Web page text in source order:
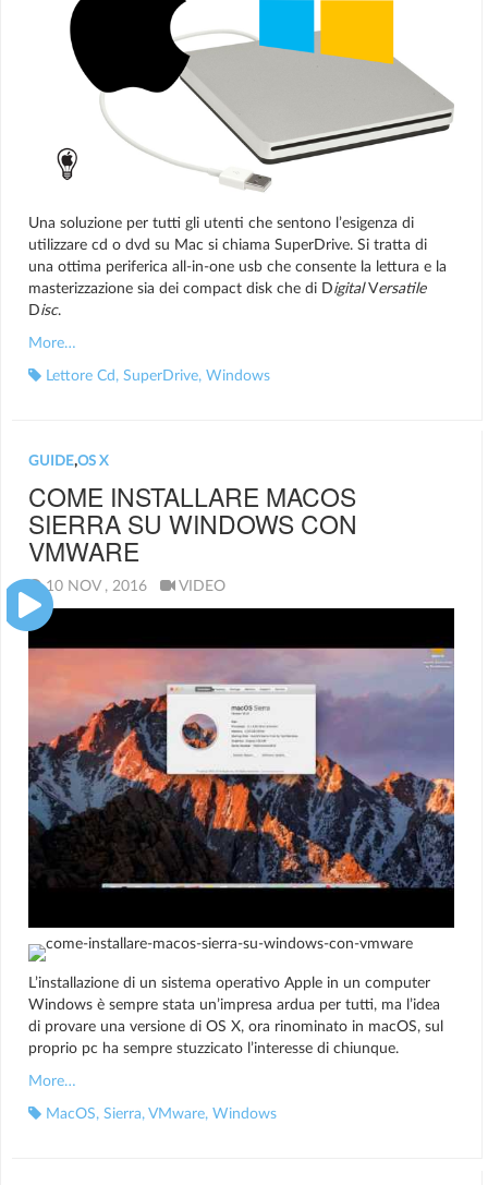
Una soluzione per tutti gli utenti che sentono l’esigenza di
utilizzare cd o dvd su Mac si chiama SuperDrive. Si tratta di
una ottima periferica all-in-one usb che consente la lettura e la
masterizzazione sia dei compact disk che di DigitalVersatile
Disc.
More…
Lettore Cd , SuperDrive, Windows
GUIDE,OS X
COME INSTALLARE MACOS
SIERRA SU WINDOWS CON
VMWARE
10 NOV , 2016 VIDEO
L’installazione di un sistema operativo Apple in un computer
Windows è sempre stata un’impresa ardua per tutti, ma l’idea
di provare una versione di OS X, ora rinominato in macOS, sul
proprio pc ha sempre stuzzicato l’interesse di chiunque.
More…
MacOS, Sierra, VMware, Windows